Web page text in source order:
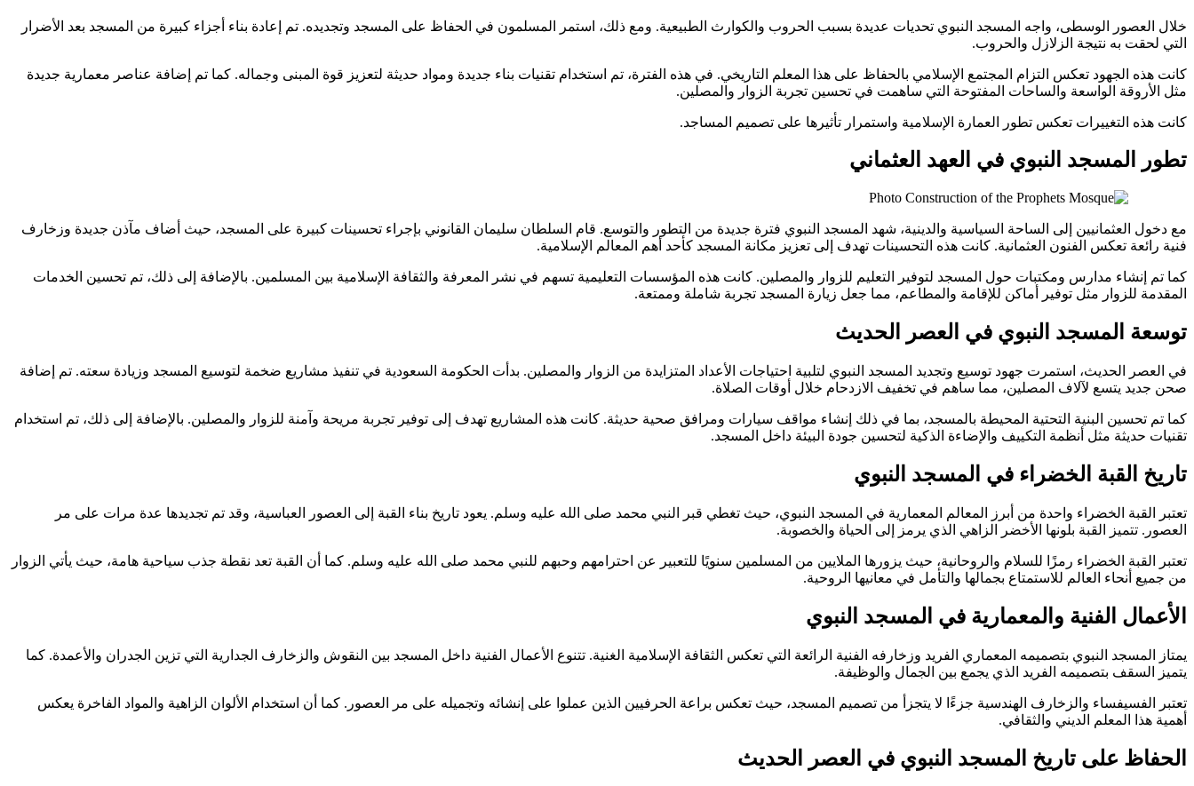
خلال العصور الوسطى، واجه المسجد النبوي تحديات عديدة بسبب الحروب والكوارث الطبيعية. ومع ذلك، استمر المسلمون في الحفاظ على المسجد وتجديده. تم إعادة بناء أجزاء كبيرة من المسجد بعد الأضرار
التي لحقت به نتيجة الزلازل والحروب.
كانت هذه الجهود تعكس التزام المجتمع الإسلامي بالحفاظ على هذا المعلم التاريخي. في هذه الفترة، تم استخدام تقنيات بناء جديدة ومواد حديثة لتعزيز قوة المبنى وجماله. كما تم إضافة عناصر معمارية جديدة
مثل الأروقة الواسعة والساحات المفتوحة التي ساهمت في تحسين تجربة الزوار والمصلين.
كانت هذه التغييرات تعكس تطور العمارة الإسلامية واستمرار تأثيرها على تصميم المساجد.
تطور المسجد النبوي في العهد العثماني
مع دخول العثمانيين إلى الساحة السياسية والدينية، شهد المسجد النبوي فترة جديدة من التطور والتوسع. قام السلطان سليمان القانوني بإجراء تحسينات كبيرة على المسجد، حيث أضاف مآذن جديدة وزخارف
فنية رائعة تعكس الفنون العثمانية. كانت هذه التحسينات تهدف إلى تعزيز مكانة المسجد كأحد أهم المعالم الإسلامية.
كما تم إنشاء مدارس ومكتبات حول المسجد لتوفير التعليم للزوار والمصلين. كانت هذه المؤسسات التعليمية تسهم في نشر المعرفة والثقافة الإسلامية بين المسلمين. بالإضافة إلى ذلك، تم تحسين الخدمات
المقدمة للزوار مثل توفير أماكن للإقامة والمطاعم، مما جعل زيارة المسجد تجربة شاملة وممتعة.
توسعة المسجد النبوي في العصر الحديث
في العصر الحديث، استمرت جهود توسيع وتجديد المسجد النبوي لتلبية احتياجات الأعداد المتزايدة من الزوار والمصلين. بدأت الحكومة السعودية في تنفيذ مشاريع ضخمة لتوسيع المسجد وزيادة سعته. تم إضافة
صحن جديد يتسع لآلاف المصلين، مما ساهم في تخفيف الازدحام خلال أوقات الصلاة.
كما تم تحسين البنية التحتية المحيطة بالمسجد، بما في ذلك إنشاء مواقف سيارات ومرافق صحية حديثة. كانت هذه المشاريع تهدف إلى توفير تجربة مريحة وآمنة للزوار والمصلين. بالإضافة إلى ذلك، تم استخدام
تقنيات حديثة مثل أنظمة التكييف والإضاءة الذكية لتحسين جودة البيئة داخل المسجد.
تاريخ القبة الخضراء في المسجد النبوي
تعتبر القبة الخضراء واحدة من أبرز المعالم المعمارية في المسجد النبوي، حيث تغطي قبر النبي محمد صلى الله عليه وسلم. يعود تاريخ بناء القبة إلى العصور العباسية، وقد تم تجديدها عدة مرات على مر
العصور. تتميز القبة بلونها الأخضر الزاهي الذي يرمز إلى الحياة والخصوبة.
تعتبر القبة الخضراء رمزًا للسلام والروحانية، حيث يزورها الملايين من المسلمين سنويًا للتعبير عن احترامهم وحبهم للنبي محمد صلى الله عليه وسلم. كما أن القبة تعد نقطة جذب سياحية هامة، حيث يأتي الزوار
من جميع أنحاء العالم للاستمتاع بجمالها والتأمل في معانيها الروحية.
الأعمال الفنية والمعمارية في المسجد النبوي
يمتاز المسجد النبوي بتصميمه المعماري الفريد وزخارفه الفنية الرائعة التي تعكس الثقافة الإسلامية الغنية. تتنوع الأعمال الفنية داخل المسجد بين النقوش والزخارف الجدارية التي تزين الجدران والأعمدة. كما
يتميز السقف بتصميمه الفريد الذي يجمع بين الجمال والوظيفة.
تعتبر الفسيفساء والزخارف الهندسية جزءًا لا يتجزأ من تصميم المسجد، حيث تعكس براعة الحرفيين الذين عملوا على إنشائه وتجميله على مر العصور. كما أن استخدام الألوان الزاهية والمواد الفاخرة يعكس
أهمية هذا المعلم الديني والثقافي.
الحفاظ على تاريخ المسجد النبوي في العصر الحديث